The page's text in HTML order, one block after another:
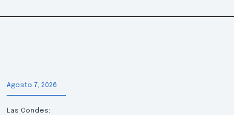
Agosto 7, 2026
Las Condes: